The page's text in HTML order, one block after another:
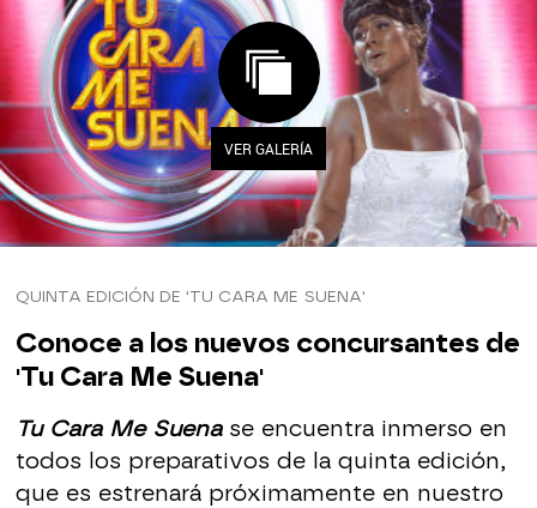
QUINTA EDICIÓN DE 'TU CARA ME SUENA'
Conoce a los nuevos concursantes de
'Tu Cara Me Suena'
Tu Cara Me Suenase encuentra inmerso en
todos los preparativos de la quinta edición,
que es estrenará próximamente en nuestro
VER GALERÍA